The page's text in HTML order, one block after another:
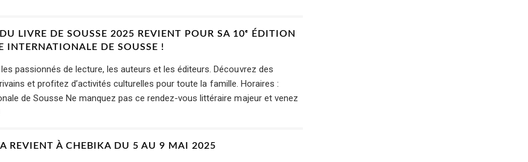
LIVRE DE SOUSSE 2025 REVIENT POUR SA 10ᵉ ÉDITION
INTERNATIONALE DE SOUSSE !
passionnés de lecture, les auteurs et les éditeurs. Découvrez des
et profitez d’activités culturelles pour toute la famille. Horaires :
de Sousse Ne manquez pas ce rendez-vous littéraire majeur et venez
REVIENT À CHEBIKA DU 5 AU 9 MAI 2025